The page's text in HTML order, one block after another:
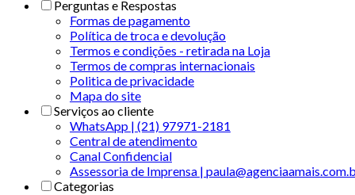
Perguntas e Respostas
Formas de pagamento
Política de troca e devolução
Termos e condições - retirada na Loja
Termos de compras internacionais
Politica de privacidade
Mapa do site
Serviços ao cliente
WhatsApp | (21) 97971-2181
Central de atendimento
Canal Confidencial
Assessoria de Imprensa |
Categorias